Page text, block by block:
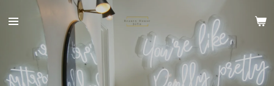
direct
hoofdinhoud